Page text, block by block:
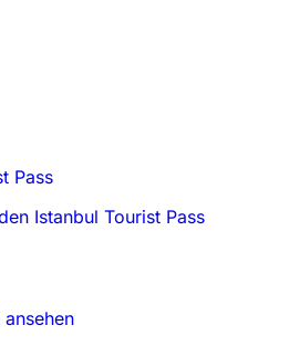
Pass
Istanbul Tourist Pass